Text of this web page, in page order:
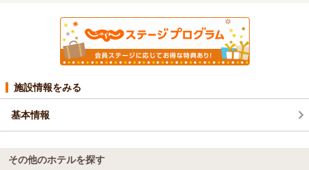
施設情報をみる
基本情報
その他のホテルを探す